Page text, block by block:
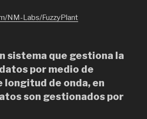
NM-Labs/FuzzyPlant
sistema que gestiona la
por medio de
longitud de onda, en
son gestionados por